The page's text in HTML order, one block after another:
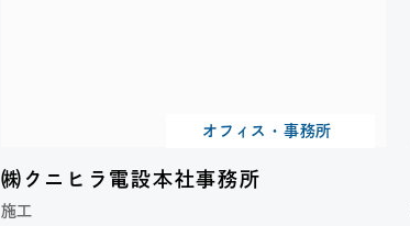
オフィス・事務所
㈱クニヒラ電設本社事務所
施工